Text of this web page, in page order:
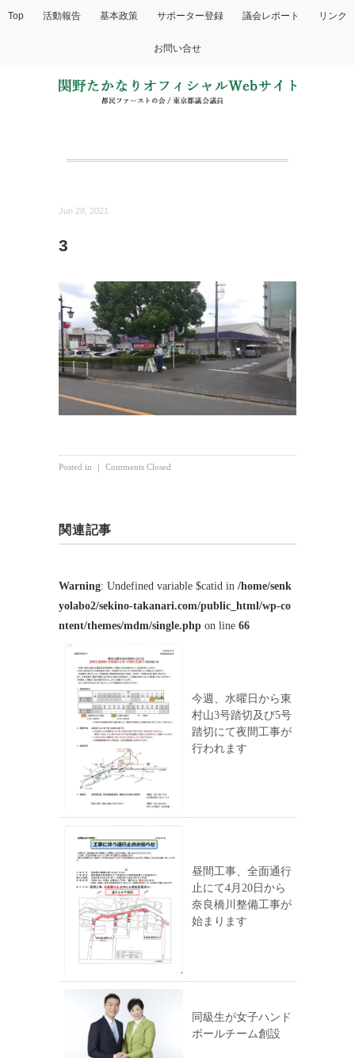
Top 活動報告 基本政策 サポーター登録 議会レポート リンク
お問い合せ
Jun 28, 2021
3
Posted in ｜ Comments Closed
関連記事
Warning: Undefined variable $catid in /home/senk
yolabo2/sekino-takanari.com/public_html/wp-co
ntent/themes/mdm/single.php on line 66
今週、水曜日から東
村山3号踏切及び5号
踏切にて夜間工事が
行われます
昼間工事、全面通行
止にて4月20日から
奈良橋川整備工事が
始まります
同級生が女子ハンド
ボールチーム創設